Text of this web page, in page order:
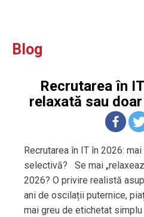
Blog
Recrutarea în
relaxată sau
Recrutarea în IT în 2026:
selectivă? Se mai
2026? O privire realistă
ani de oscilații puternice,
mai greu de etichetat simplu